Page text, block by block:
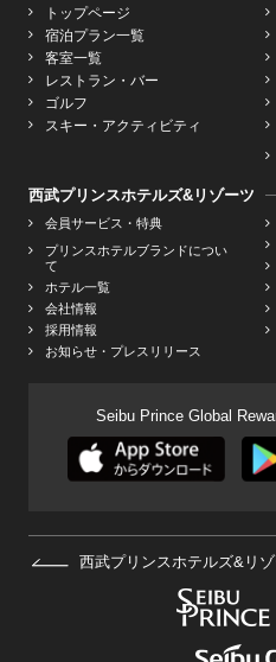
トップページ
宿泊プラン一覧
客室一覧
レストラン・バー
ゴルフ
スキー・アクティビティ
西武プリンスホテルズ&リゾーツ
会員サービス・特典
プリンスホテルブランドについ
て
ホテル一覧
会社情報
採用情報
お知らせ・プレスリリース
Seibu Prince Global
西武プリンスホテルズ&リ